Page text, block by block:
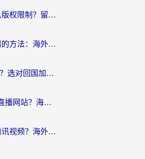
酷狗在海外用怎么版权限制？留学生亲测：3步解决听国内音乐难题
国外用微信加速器的方法：海外党无缝连接国内生活的实用指南
国外看芒果tv总卡？选对回国加速器，轻松追《浪姐》不费劲
在国外怎么看nba直播网站？海外党专属体育观赛指南，告别地区限制！
国外怎么看手机腾讯视频？海外党亲测有效的追剧加速器选择指南